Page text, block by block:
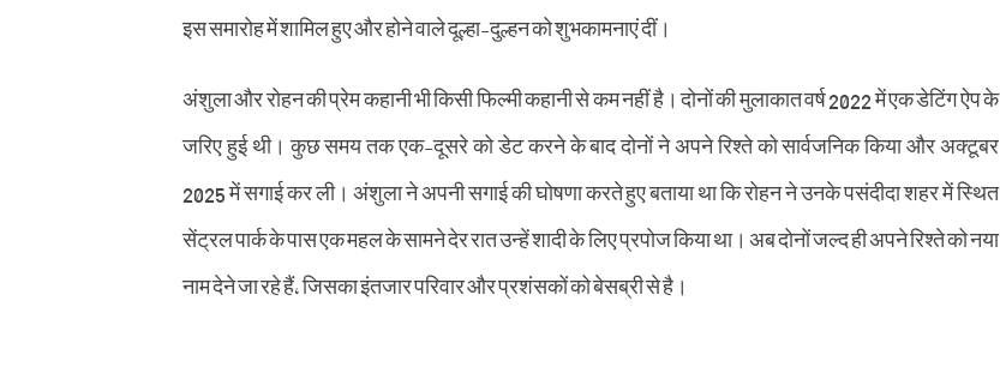
इस समारोह में शामिल हुए और होने वाले दूल्हा-दुल्हन को शुभकामनाएं दीं।
अंशुला और रोहन की प्रेम कहानी भी किसी फिल्मी कहानी से कम नहीं है। दोनों की मुलाकात वर्ष 2022 में एक डेटिंग ऐप के
जरिए हुई थी। कुछ समय तक एक-दूसरे को डेट करने के बाद दोनों ने अपने रिश्ते को सार्वजनिक किया और अक्टूबर
2025 में सगाई कर ली। अंशुला ने अपनी सगाई की घोषणा करते हुए बताया था कि रोहन ने उनके पसंदीदा शहर में स्थित
सेंट्रल पार्क के पास एक महल के सामने देर रात उन्हें शादी के लिए प्रपोज किया था। अब दोनों जल्द ही अपने रिश्ते को नया
नाम देने जा रहे हैं, जिसका इंतजार परिवार और प्रशंसकों को बेसब्री से है।